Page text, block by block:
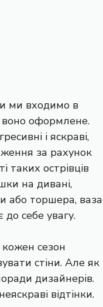
ми входимо в
оформлене.
і яскраві,
за рахунок
таких острівців
на дивані,
або торшера, ваза
до себе увагу.
сезон
стіни. Але як
дизайнерів.
відтінки.